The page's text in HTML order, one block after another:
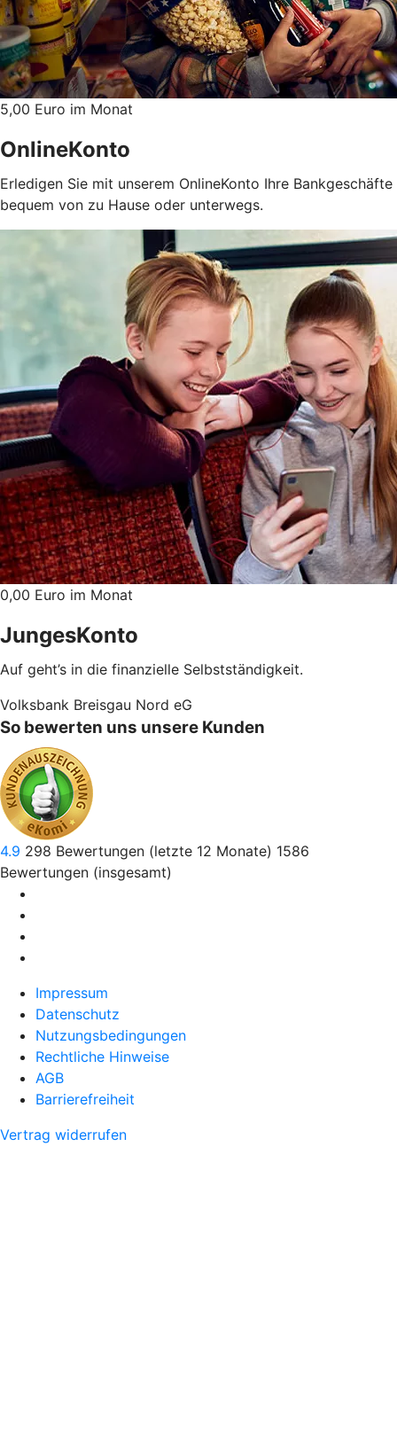
5,00 Euro im Monat
OnlineKonto
Erledigen Sie mit unserem OnlineKonto Ihre Bankgeschäfte
bequem von zu Hause oder unterwegs.
0,00 Euro im Monat
JungesKonto
Auf geht’s in die finanzielle Selbstständigkeit.
Volksbank Breisgau Nord eG
So bewerten uns unsere Kunden
4.9 298 Bewertungen (letzte 12 Monate) 1586
Bewertungen (insgesamt)
Impressum
Datenschutz
Nutzungsbedingungen
Rechtliche Hinweise
AGB
Barrierefreiheit
Vertrag widerrufen